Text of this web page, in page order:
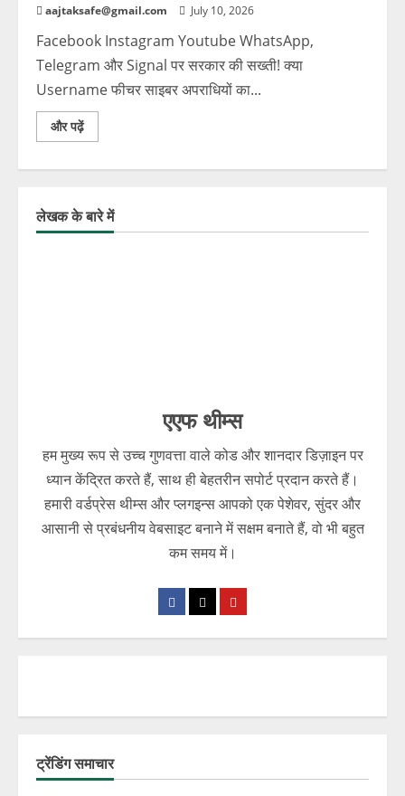
aajtaksafe@gmail.com July 10, 2026
Facebook Instagram Youtube WhatsApp,
Telegram और Signal पर सरकार की सख्ती! क्या
Username फीचर साइबर अपराधियों का...
और पढ़ें
लेखक के बारे में
एएफ थीम्स
हम मुख्य रूप से उच्च गुणवत्ता वाले कोड और शानदार डिज़ाइन पर
ध्यान केंद्रित करते हैं, साथ ही बेहतरीन सपोर्ट प्रदान करते हैं।
हमारी वर्डप्रेस थीम्स और प्लगइन्स आपको एक पेशेवर, सुंदर और
आसानी से प्रबंधनीय वेबसाइट बनाने में सक्षम बनाते हैं, वो भी बहुत
कम समय में।
ट्रेंडिंग समाचार